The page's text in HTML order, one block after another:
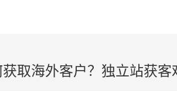
取海外客户？独立站获客